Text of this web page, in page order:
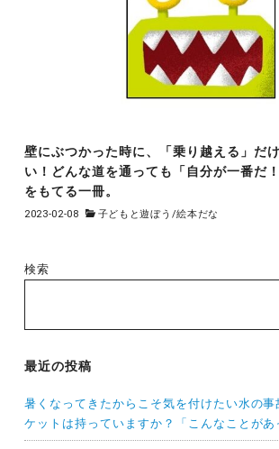
壁にぶつかった時に、「乗り越える」だ
い！どんな道を通っても「自分が一番だ
をもてる一冊。
2023-02-08 子どもと遊ぼう /絵本だな
検索
最近の投稿
暑くなってきたからこそ気を付けたい水の事
ケットは持っていますか？「こんなことがあ